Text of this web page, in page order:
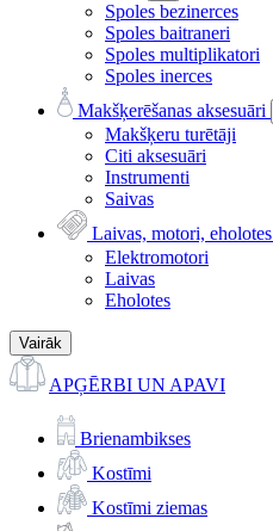
Spoles bezinerces
Spoles baitraneri
Spoles multiplikatori
Spoles inerces
Makšķerēšanas aksesuāri
Makšķeru turētāji
Citi aksesuāri
Instrumenti
Saivas
Laivas, motori, eholotes
Elektromotori
Laivas
Eholotes
Vairāk
APĢĒRBI UN APAVI
Brienambikses
Kostīmi
Kostīmi ziemas